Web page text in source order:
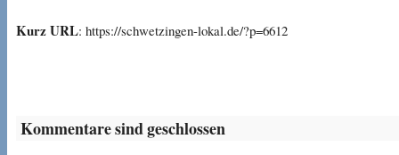
Kurz URL: https://schwetzingen-lokal.de/?p=6612
Kommentare sind geschlossen